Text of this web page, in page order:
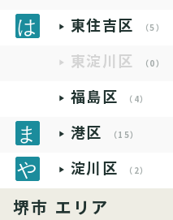
東住吉区 （5）
東淀川区 （0）
福島区 （4）
港区 （15）
淀川区 （2）
堺市 エリア